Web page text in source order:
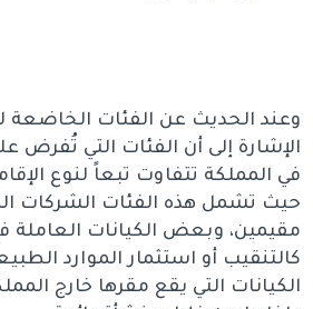
وعند الحديث عن الفئات الخاضعة
الإشارة إلى أن الفئات التي تُفرض
في المملكة تتفاوت تبعاً لنوع
حيث تشمل هذه الفئات الشركات
مقيمين، وبعض الكيانات
كالتنقيب أو استثمار الموارد
الكيانات التي يقع مقرها خارج